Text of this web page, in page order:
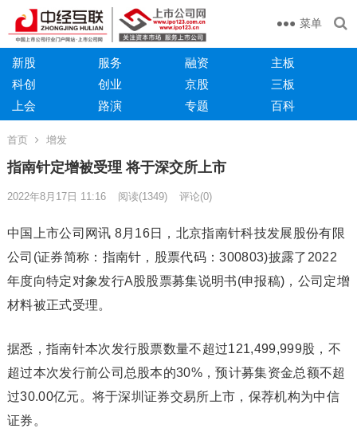
菜单
新股 服务 融资
主板
科创
创业 京股
三板
上会
路演 专题 百科
首页 增发
指南针定增被受理 将于深交所上市
2022年8月17日 11:16 阅读(1349) 评论(0)
中国上市公司网讯 8月16日，北京指南针科技发展股份有限
公司(证券简称：指南针，股票代码：300803)披露了2022
年度向特定对象发行A股股票募集说明书(申报稿)，公司定增
材料被正式受理。
据悉，指南针本次发行股票数量不超过121,499,999股，不
超过本次发行前公司总股本的30%，预计募集资金总额不超
过30.00亿元。将于深圳证券交易所上市，保荐机构为中信
证券。